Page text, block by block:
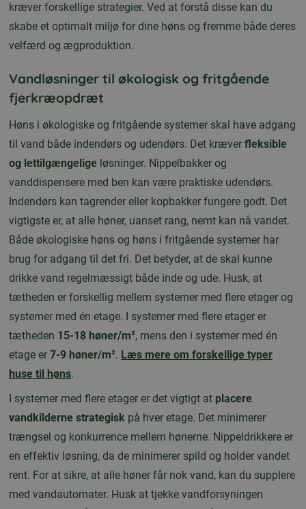
kræver forskellige strategier. Ved at forstå disse kan du
skabe et optimalt miljø for dine høns og fremme både deres
velfærd og ægproduktion.
Vandløsninger til økologisk og fritgående
fjerkræopdræt
Høns i økologiske og fritgående systemer skal have adgang
til vand både indendørs og udendørs. Det kræver fleksible
og lettilgængelige løsninger. Nippelbakker og
vanddispensere med ben kan være praktiske udendørs.
Indendørs kan tagrender eller kopbakker fungere godt. Det
vigtigste er, at alle høner, uanset rang, nemt kan nå vandet.
Både økologiske høns og høns i fritgående systemer har
brug for adgang til det fri. Det betyder, at de skal kunne
drikke vand regelmæssigt både inde og ude. Husk, at
tætheden er forskellig mellem systemer med flere etager og
systemer med én etage. I systemer med flere etager er
tætheden 15-18 høner/m², mens den i systemer med én
etage er 7-9 høner/m². Læs mere om forskellige typer
huse til høns.
I systemer med flere etager er det vigtigt at placere
vandkilderne strategisk på hver etage. Det minimerer
trængsel og konkurrence mellem hønerne. Nippeldrikkere er
en effektiv løsning, da de minimerer spild og holder vandet
rent. For at sikre, at alle høner får nok vand, kan du supplere
med vandautomater. Husk at tjekke vandforsyningen